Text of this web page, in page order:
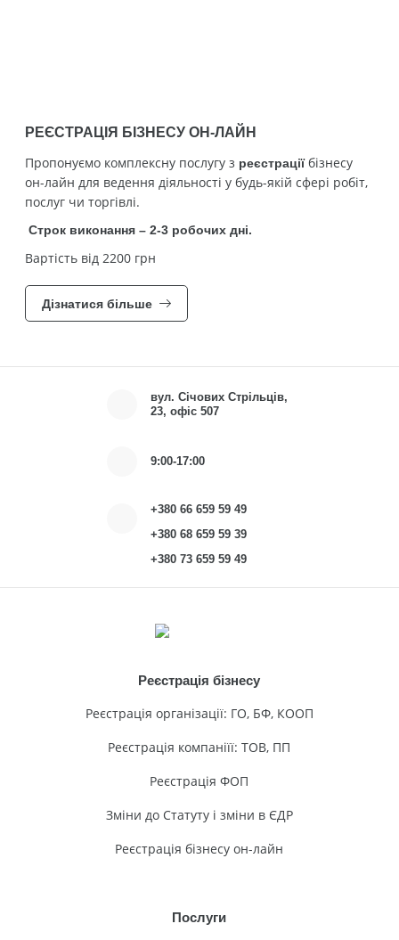
РЕЄСТРАЦІЯ БІЗНЕСУ ОН-ЛАЙН
Пропонуємо комплексну послугу з реєстраціїбізнесу
он-лайн для ведення діяльності у будь-якій сфері робіт,
послуг чи торгівлі.
Строк виконання – 2-3 робочих дні.
Вартість від 2200 грн
Дізнатися більше
вул. Січових Cтрільців,
23, офіс 507
9:00-17:00
+380 66 659 59 49
+380 68 659 59 39
+380 73 659 59 49
Реєстрація бізнесу
Реєстрація організації: ГО, БФ, КООП
Реєстрація компаніїї: ТОВ, ПП
Реєстрація ФОП
Зміни до Статуту і зміни в ЄДР
Реєстрація бізнесу он-лайн
Послуги